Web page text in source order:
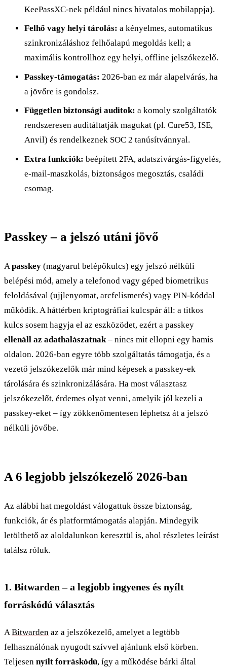
KeePassXC-nek például nincs hivatalos mobilappja).
Felhő vagy helyi tárolás: a kényelmes, automatikus
szinkronizáláshoz felhőalapú megoldás kell; a
maximális kontrollhoz egy helyi, offline jelszókezelő.
Passkey-támogatás: 2026-ban ez már alapelvárás, ha
a jövőre is gondolsz.
Független biztonsági auditok: a komoly szolgáltatók
rendszeresen auditáltatják magukat (pl. Cure53, ISE,
Anvil) és rendelkeznek SOC 2 tanúsítvánnyal.
Extra funkciók: beépített 2FA, adatszivárgás-figyelés,
e-mail-maszkolás, biztonságos megosztás, családi
csomag.
Passkey – a jelszó utáni jövő
Apasskey (magyarul belépőkulcs) egy jelszó nélküli
belépési mód, amely a telefonod vagy géped biometrikus
feloldásával (ujjlenyomat, arcfelismerés) vagy PIN-kóddal
működik. A háttérben kriptográfiai kulcspár áll: a titkos
kulcs sosem hagyja el az eszközödet, ezért a passkey
ellenáll az adathalászatnak– nincs mit ellopni egy hamis
oldalon. 2026-ban egyre több szolgáltatás támogatja, és a
vezető jelszókezelők már mind képesek a passkey-ek
tárolására és szinkronizálására. Ha most választasz
jelszókezelőt, érdemes olyat venni, amelyik jól kezeli a
passkey-eket – így zökkenőmentesen léphetsz át a jelszó
nélküli jövőbe.
A 6 legjobb jelszókezelő 2026-ban
Az alábbi hat megoldást válogattuk össze biztonság,
funkciók, ár és platformtámogatás alapján. Mindegyik
letölthető az aloldalunkon keresztül is, ahol részletes leírást
találsz róluk.
1. Bitwarden – a legjobb ingyenes és nyílt
forráskódú választás
ABitwarden az a jelszókezelő, amelyet a legtöbb
felhasználónak nyugodt szívvel ajánlunk első körben.
Teljesen nyílt forráskódú, így a működése bárki által